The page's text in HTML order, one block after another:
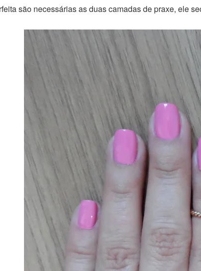
são necessárias as duas camadas de praxe, ele